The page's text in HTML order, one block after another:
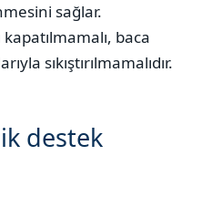
sağlar.
kapatılmamalı, baca
sıkıştırılmamalıdır.
destek